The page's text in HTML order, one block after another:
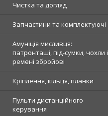
Чистка та догляд
Запчастини та комплектуючі
Амуніція мисливця:
патронташі, під-сумки, чохли і
ремені збройові
Кріплення, кільця, планки
Пульти дистанційного
керування